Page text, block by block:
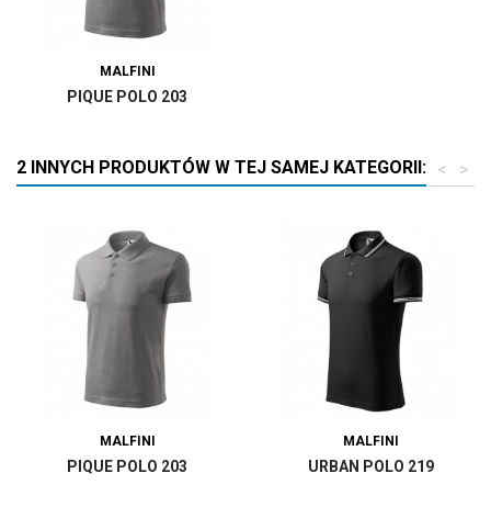
MALFINI
PIQUE POLO 203
2 INNYCH PRODUKTÓW W TEJ SAMEJ KATEGORII: >
<
MALFINI
PIQUE POLO 203
MALFINI
URBAN POLO 219